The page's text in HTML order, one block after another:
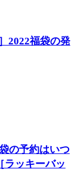
2022福袋の発
の予約はいつ
ラッキーバッ